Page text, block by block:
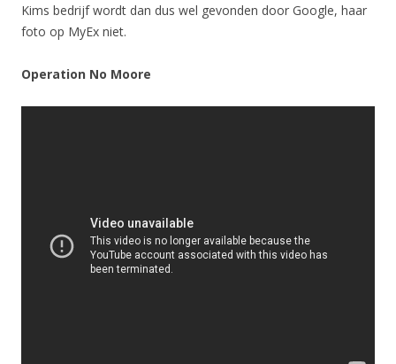
Kims bedrijf wordt dan dus wel gevonden door Google, haar
foto op MyEx niet.
Operation No Moore